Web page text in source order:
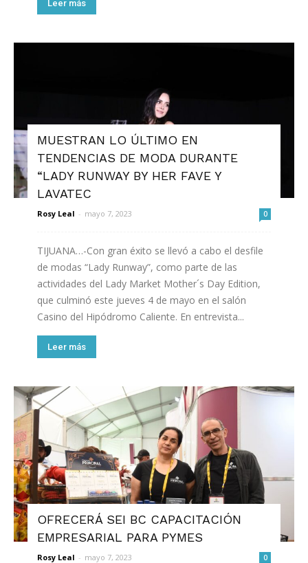
Leer más
MUESTRAN LO ÚLTIMO EN
TENDENCIAS DE MODA DURANTE
“LADY RUNWAY BY HER FAVE Y
LAVATEC
Rosy Leal - mayo 7, 2023 0
TIJUANA…-Con gran éxito se llevó a cabo el desfile
de modas “Lady Runway”, como parte de las
actividades del Lady Market Mother´s Day Edition,
que culminó este jueves 4 de mayo en el salón
Casino del Hipódromo Caliente. En entrevista...
Leer más
OFRECERÁ SEI BC CAPACITACIÓN
EMPRESARIAL PARA PYMES
Rosy Leal - mayo 7, 2023 0